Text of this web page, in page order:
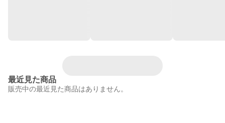
最近見た商品
販売中の最近見た商品はありません。